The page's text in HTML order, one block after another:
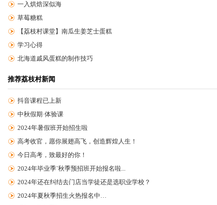
一入烘焙深似海
草莓糖糕
【荔枝村课堂】南瓜生姜芝士蛋糕
学习心得
北海道戚风蛋糕的制作技巧
推荐荔枝村新闻
抖音课程已上新
中秋假期·体验课
2024年暑假班开始招生啦
高考收官，愿你展翅高飞，创造辉煌人生！
今日高考，致最好的你！
2024年毕业季`秋季预招班开始报名啦...
2024年还在纠结去门店当学徒还是选职业学校？
2024年夏秋季招生火热报名中…